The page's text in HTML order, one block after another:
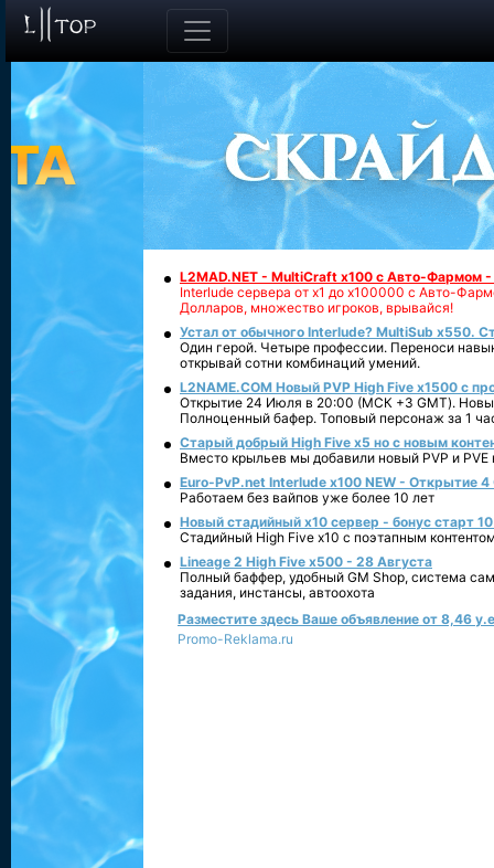
L2MAD.NET - MultiCraft x100 с Авто-Фармом
Interlude сервера от х1 до х100000 с Авто-
Долларов, множество игроков, врывайся!
Устал от обычного Interlude? MultiSub x550.
Один герой. Четыре профессии. Переноси
открывай сотни комбинаций умений.
L2NAME.COM Новый PVP High Five x1500 с
Открытие 24 Июля в 20:00 (МСК +3 GMT).
Полноценный бафер. Топовый персонаж за 1
Старый добрый High Five x5 но с новым
Вместо крыльев мы добавили новый PVP и PVE
Euro-PvP.net Interlude х100 NEW - Открытие 4
Работаем без вайпов уже более 10 лет
Новый стадийный х10 сервер - бонус старт
Стадийный High Five x10 с поэтапным
Lineage 2 High Five x500 - 28 Августа
Полный баффер, удобный GM Shop, система
задания, инстансы, автоохота
Разместите здесь Ваше объявление от 8,46
Promo-Reklama.ru